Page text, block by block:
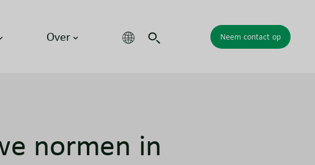
Over Neem contact op
normen in